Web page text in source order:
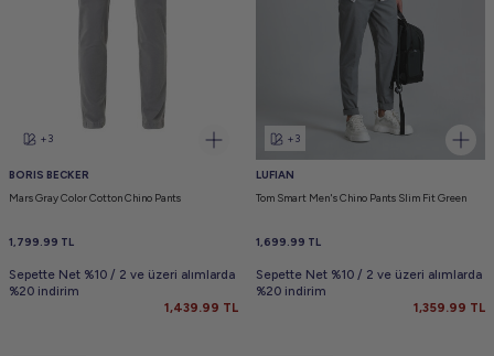
+3
BORIS BECKER
Mars Gray Color Cotton Chino Pants
1,799.99 TL
Sepette Net %10 / 2 ve üzeri alımlarda
%20 indirim
1,439.99 TL
+3
LUFIAN
Tom Smart Men's Chino Pants Slim Fit Green
1,699.99 TL
Sepette Net %10 / 2 ve üzeri alımlarda
%20 indirim
1,359.99 TL